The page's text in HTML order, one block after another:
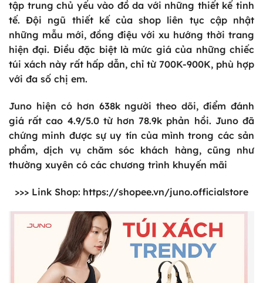
tập trung chủ yếu vào đồ da với những thiết kế tinh
tế. Đội ngũ thiết kế của shop liên tục cập nhật
những mẫu mới, đồng điệu với xu hướng thời trang
hiện đại. Điều đặc biệt là mức giá của những chiếc
túi xách này rất hấp dẫn, chỉ từ 700K-900K, phù hợp
với đa số chị em.
Juno hiện có hơn 638k người theo dõi, điểm đánh
giá rất cao 4.9/5.0 từ hơn 78.9k phản hồi. Juno đã
chứng minh được sự uy tín của mình trong các sản
phẩm, dịch vụ chăm sóc khách hàng, cũng như
thường xuyên có các chương trình khuyến mãi
>>> Link Shop: https://shopee.vn/juno.officialstore